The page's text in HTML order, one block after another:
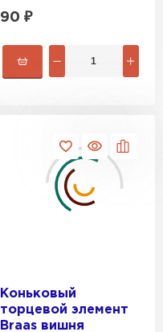
90 ₽
Коньковый
торцевой элемент
Braas вишня